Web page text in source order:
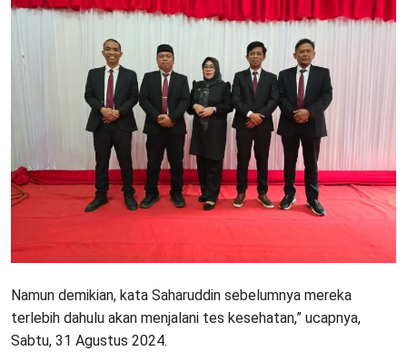
Namun demikian, kata Saharuddin sebelumnya mereka
terlebih dahulu akan menjalani tes kesehatan,” ucapnya,
Sabtu, 31 Agustus 2024.